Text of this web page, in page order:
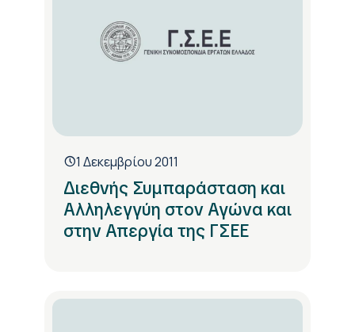
1 Δεκεμβρίου 2011
Διεθνής Συμπαράσταση και
Αλληλεγγύη στον Αγώνα και
στην Απεργία της ΓΣΕΕ